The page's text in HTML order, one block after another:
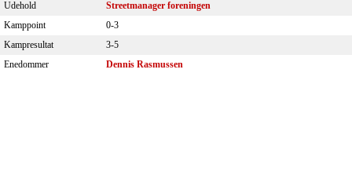
Udehold
Streetmanager foreningen
Kamppoint
0-3
Kampresultat
3-5
Enedommer
Dennis Rasmussen